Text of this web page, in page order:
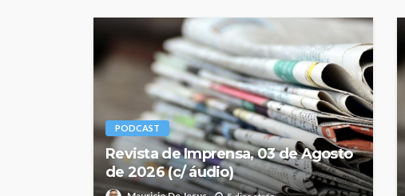
PODCAST
Revista de Imprensa, 03 de Agosto
de 2026 (c/ áudio)